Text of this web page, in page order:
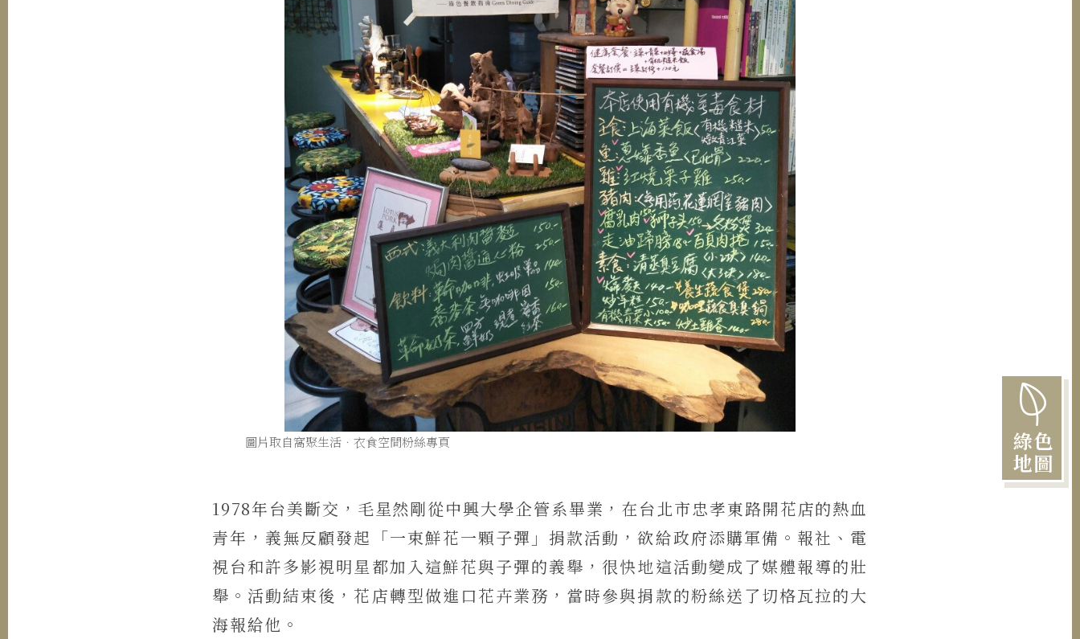
綠色
地圖
圖片取自窩聚生活．衣食空間粉絲專頁
1978年台美斷交，毛星然剛從中興大學企管系畢業，在台北市忠孝東路開花店的熱血
青年，義無反顧發起「一束鮮花一顆子彈」捐款活動，欲給政府添購軍備。報社、電
視台和許多影視明星都加入這鮮花與子彈的義舉，很快地這活動變成了媒體報導的壯
舉。活動結束後，花店轉型做進口花卉業務，當時參與捐款的粉絲送了切格瓦拉的大
海報給他。